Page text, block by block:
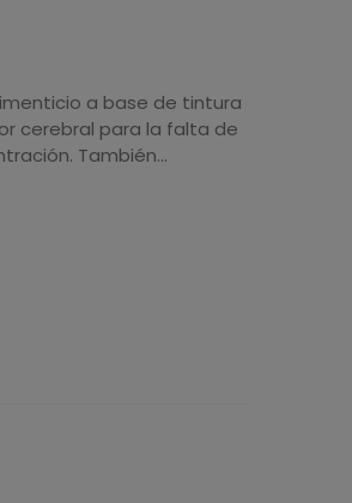
a base de tintura
cerebral para la falta de
También...